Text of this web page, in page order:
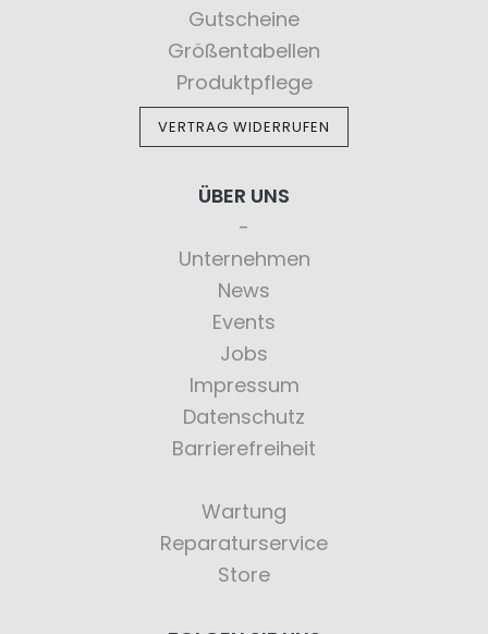
Gutscheine
Größentabellen
Produktpflege
VERTRAG WIDERRUFEN
ÜBER UNS
Unternehmen
News
Events
Jobs
Impressum
Datenschutz
Barrierefreiheit
Wartung
Reparaturservice
Store